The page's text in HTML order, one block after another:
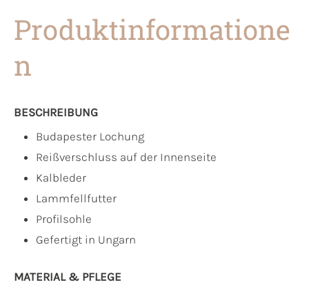
Produktinformatione
n
BESCHREIBUNG
Budapester Lochung
Reißverschluss auf der Innenseite
Kalbleder
Lammfellfutter
Profilsohle
Gefertigt in Ungarn
MATERIAL & PFLEGE